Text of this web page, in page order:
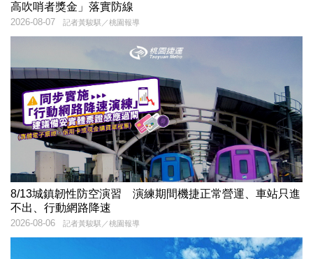
高吹哨者獎金」落實防線
記者黃駿騏／桃園報導
2026-08-07
8/13城鎮韌性防空演習 演練期間機捷正常營運、車站只進
不出、行動網路降速
記者黃駿騏／桃園報導
2026-08-06